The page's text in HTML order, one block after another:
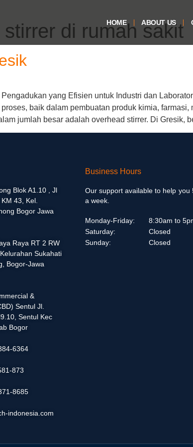
HOME ABOUT US
di rumah sakit
yang Efisien untuk Industri dan
baik dalam pembuatan produk kimia,
jumlah besar adalah overhead stirrer. Di Gresik,
Blok A1.10 , Jl
43, Kel.
Bogor Jawa
Raya RT 2 RW
Sukahati
Bogor-Jawa
&
Sentul Jl.
Sentul Kec
Bogor
6364
873
8685
indonesia.com
Business Hours
Our support available to help you
a week.
Monday-Friday:
Saturday:
Sunday:
8:30am to
Closed
Closed